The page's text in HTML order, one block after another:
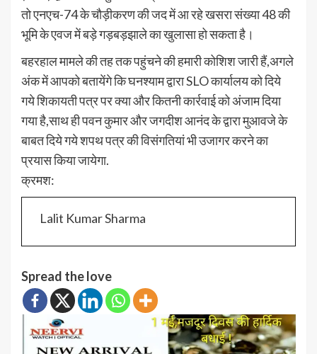
तो एनएच-74 के चौड़ीकरण की जद में आ रहे खसरा संख्या 48 की
भूमि के एवज में बड़े गड़बड़झाले का खुलासा हो सकता है।
बहरहाल मामले की तह तक पहुंचने की हमारी कोशिश जारी हैं,अगले
अंक में आपको बतायेंगे कि घनश्याम द्वारा SLO कार्यालय को दिये
गये शिकायती पत्र पर क्या और कितनी कार्रवाई को अंजाम दिया
गया है,साथ ही पवन कुमार और जगदीश आनंद के द्वारा मुआवजे के
बाबत दिये गये शपथ पत्र की विसंगतियां भी उजागर करने का
प्रयास किया जायेगा.
क्रमश:
Lalit Kumar Sharma
Spread the love